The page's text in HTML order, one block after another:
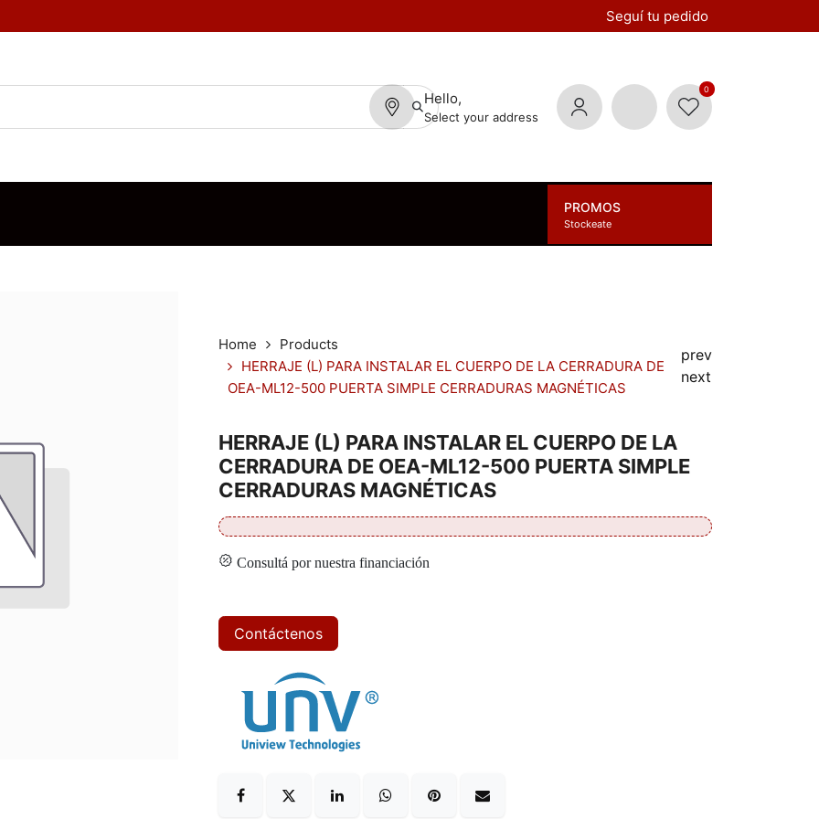
Seguí tu pedido
Hello,
Select your address
0
PROMOS
Stockeate
Home
Products
HERRAJE (L) PARA INSTALAR EL CUERPO DE LA CERRADURA DE
OEA-ML12-500 PUERTA SIMPLE CERRADURAS MAGNÉTICAS
prev
next
HERRAJE (L) PARA INSTALAR EL CUERPO DE LA
CERRADURA DE OEA-ML12-500 PUERTA SIMPLE
CERRADURAS MAGNÉTICAS
Consultá por nuestra financiación
Contáctenos